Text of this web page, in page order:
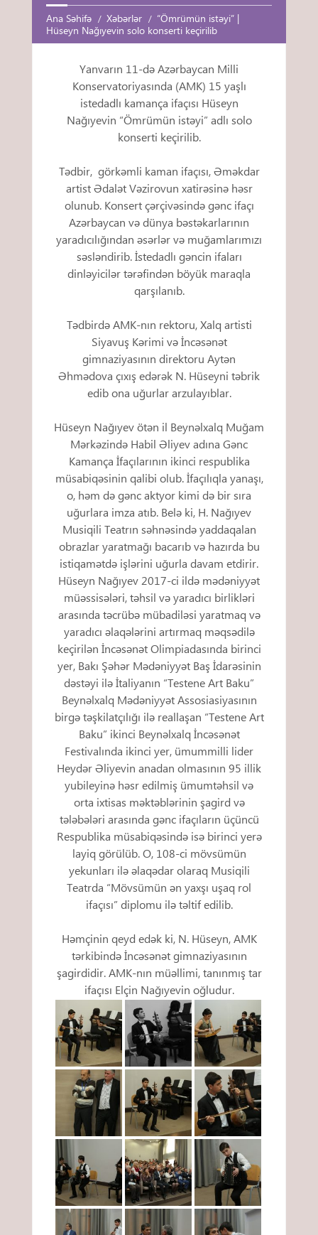
Ana Səhifə Xəbərlər
“Ömrümün istəyi” |
Hüseyn Nağıyevin solo konserti keçirilib
Yanvarın 11-də Azərbaycan Milli
Konservatoriyasında (AMK) 15 yaşlı
istedadlı kamança ifaçısı Hüseyn
Nağıyevin “Ömrümün istəyi” adlı solo
konserti keçirilib.
Tədbir, görkəmli kaman ifaçısı, Əməkdar
artist Ədalət Vəzirovun xatirəsinə həsr
olunub. Konsert çərçivəsində gənc ifaçı
Azərbaycan və dünya bəstəkarlarının
yaradıcılığından əsərlər və muğamlarımızı
səsləndirib. İstedadlı gəncin ifaları
dinləyicilər tərəfindən böyük maraqla
qarşılanıb.
Tədbirdə AMK-nın rektoru, Xalq artisti
Siyavuş Kərimi və İncəsənət
gimnaziyasının direktoru Aytən
Əhmədova çıxış edərək N. Hüseyni təbrik
edib ona uğurlar arzulayıblar.
Hüseyn Nağıyev ötən il Beynəlxalq Muğam
Mərkəzində Habil Əliyev adına Gənc
Kamança İfaçılarının ikinci respublika
müsabiqəsinin qalibi olub. İfaçılıqla yanaşı,
o, həm də gənc aktyor kimi də bir sıra
uğurlara imza atıb. Belə ki, H. Nağıyev
Musiqili Teatrın səhnəsində yaddaqalan
obrazlar yaratmağı bacarıb və hazırda bu
istiqamətdə işlərini uğurla davam etdirir.
Hüseyn Nağıyev 2017-ci ildə mədəniyyət
müəssisələri, təhsil və yaradıcı birlikləri
arasında təcrübə mübadiləsi yaratmaq və
yaradıcı əlaqələrini artırmaq məqsədilə
keçirilən İncəsənət Olimpiadasında birinci
yer, Bakı Şəhər Mədəniyyət Baş İdarəsinin
dəstəyi ilə İtaliyanın “Testene Art Baku”
Beynəlxalq Mədəniyyət Assosiasiyasının
birgə təşkilatçılığı ilə reallaşan “Testene Art
Baku” ikinci Beynəlxalq İncəsənət
Festivalında ikinci yer, ümummilli lider
Heydər Əliyevin anadan olmasının 95 illik
yubileyinə həsr edilmiş ümumtəhsil və
orta ixtisas məktəblərinin şagird və
tələbələri arasında gənc ifaçıların üçüncü
Respublika müsabiqəsində isə birinci yerə
layiq görülüb. O, 108-ci mövsümün
yekunları ilə əlaqədar olaraq Musiqili
Teatrda “Mövsümün ən yaxşı uşaq rol
ifaçısı” diplomu ilə təltif edilib.
Həmçinin qeyd edək ki, N. Hüseyn, AMK
tərkibində İncəsənət gimnaziyasının
şagirdidir. AMK-nın müəllimi, tanınmış tar
ifaçısı Elçin Nağıyevin oğludur.